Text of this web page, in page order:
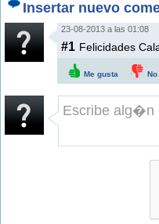
Insertar nuevo
23-08-2013 a las 01:08
#1 Felicidades
Me gusta